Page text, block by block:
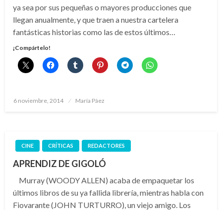
ya sea por sus pequeñas o mayores producciones que
llegan anualmente, y que traen a nuestra cartelera
fantásticas historias como las de estos últimos…
¡Compártelo!
Publicado
6 noviembre, 2014 María Páez
CINE CRÍTICAS REDACTORES
APRENDIZ DE GIGOLÓ
Murray (WOODY ALLEN) acaba de empaquetar los
últimos libros de su ya fallida librería, mientras habla con
Fiovarante (JOHN TURTURRO), un viejo amigo. Los